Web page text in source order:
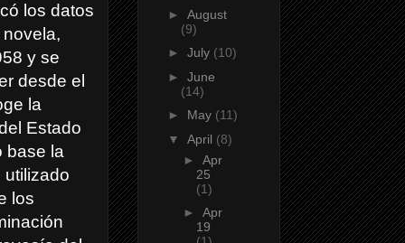
los datos
y se
desde el
la
Estado
base la
los
► August
(9)
► July (10)
► June
(14)
► May (11)
▼ April (8)
► Apr
25
(1)
► Apr
19